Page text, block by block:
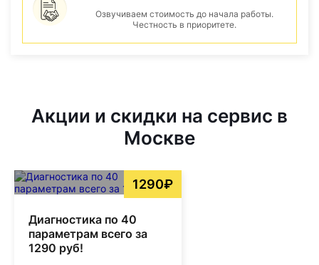
Озвучиваем стоимость до начала работы.
Честность в приоритете.
Акции и скидки на сервис в
Москве
1290₽
Диагностика по 40
параметрам всего за
1290 руб!